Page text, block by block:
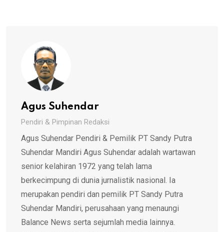
Agus Suhendar
Pendiri & Pimpinan Redaksi
Agus Suhendar Pendiri & Pemilik PT Sandy Putra
Suhendar Mandiri Agus Suhendar adalah wartawan
senior kelahiran 1972 yang telah lama
berkecimpung di dunia jurnalistik nasional. Ia
merupakan pendiri dan pemilik PT Sandy Putra
Suhendar Mandiri, perusahaan yang menaungi
Balance News serta sejumlah media lainnya.